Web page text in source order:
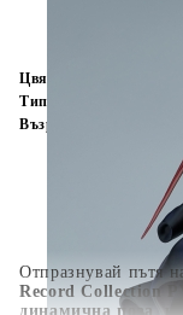
Отпразнувай пътя
Record Collection
динамична поза,
Цвят:
Тип:
Възраст: